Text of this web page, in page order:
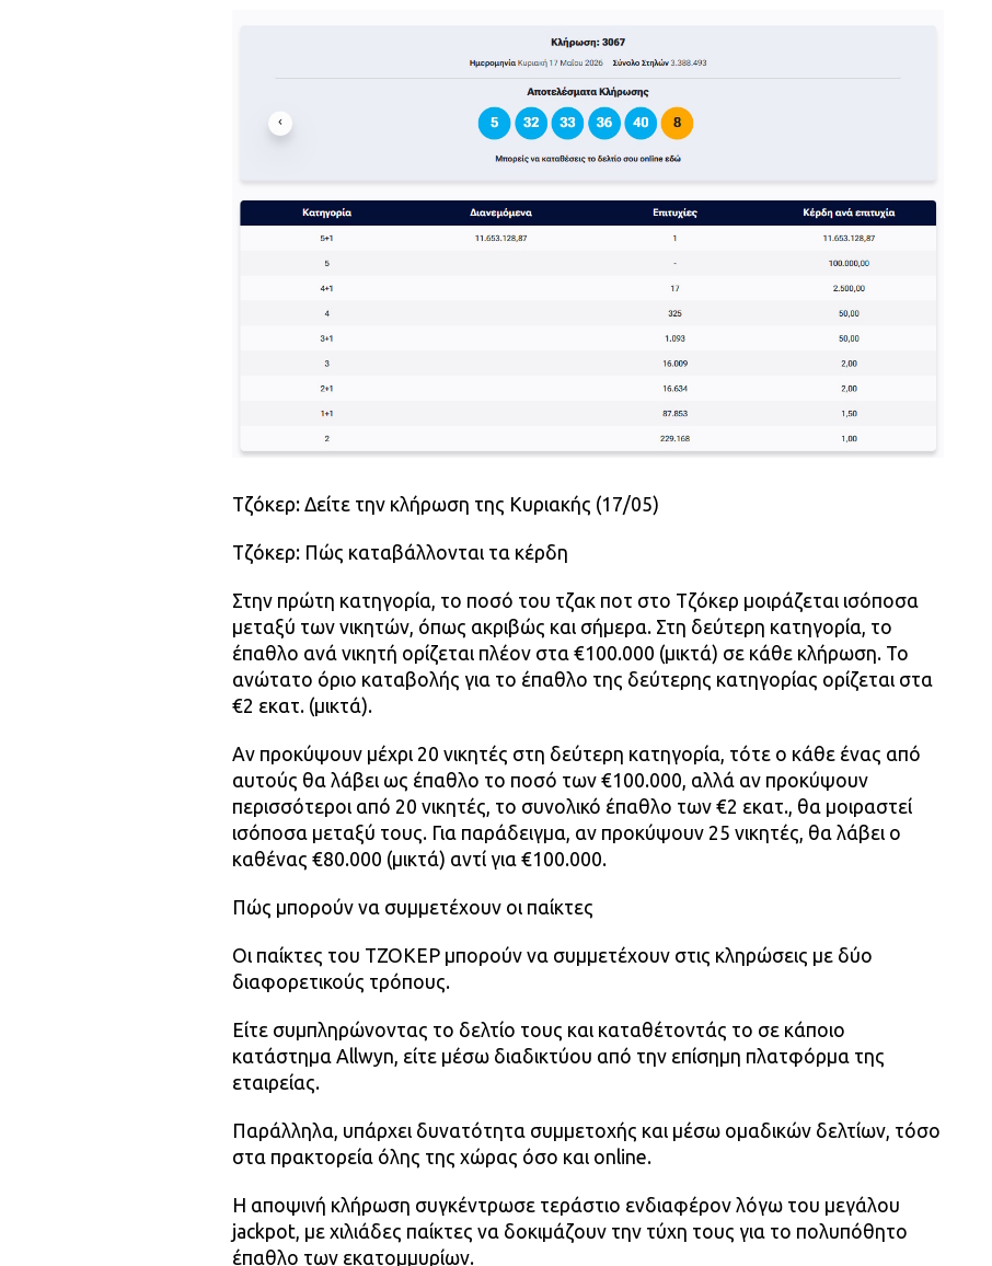
Τζόκερ: Δείτε την κλήρωση της Κυριακής (17/05)
Τζόκερ: Πώς καταβάλλονται τα κέρδη
Στην πρώτη κατηγορία, το ποσό του τζακ ποτ στο Τζόκερ μοιράζεται ισόποσα
μεταξύ των νικητών, όπως ακριβώς και σήμερα. Στη δεύτερη κατηγορία, το
έπαθλο ανά νικητή ορίζεται πλέον στα €100.000 (μικτά) σε κάθε κλήρωση. Το
ανώτατο όριο καταβολής για το έπαθλο της δεύτερης κατηγορίας ορίζεται στα
€2 εκατ. (μικτά).
Αν προκύψουν μέχρι 20 νικητές στη δεύτερη κατηγορία, τότε ο κάθε ένας από
αυτούς θα λάβει ως έπαθλο το ποσό των €100.000, αλλά αν προκύψουν
περισσότεροι από 20 νικητές, το συνολικό έπαθλο των €2 εκατ., θα μοιραστεί
ισόποσα μεταξύ τους. Για παράδειγμα, αν προκύψουν 25 νικητές, θα λάβει ο
καθένας €80.000 (μικτά) αντί για €100.000.
Πώς μπορούν να συμμετέχουν οι παίκτες
Οι παίκτες του ΤΖΟΚΕΡ μπορούν να συμμετέχουν στις κληρώσεις με δύο
διαφορετικούς τρόπους.
Είτε συμπληρώνοντας το δελτίο τους και καταθέτοντάς το σε κάποιο
κατάστημα Allwyn, είτε μέσω διαδικτύου από την επίσημη πλατφόρμα της
εταιρείας.
Παράλληλα, υπάρχει δυνατότητα συμμετοχής και μέσω ομαδικών δελτίων, τόσο
στα πρακτορεία όλης της χώρας όσο και online.
Η αποψινή κλήρωση συγκέντρωσε τεράστιο ενδιαφέρον λόγω του μεγάλου
jackpot, με χιλιάδες παίκτες να δοκιμάζουν την τύχη τους για το πολυπόθητο
έπαθλο των εκατομμυρίων.